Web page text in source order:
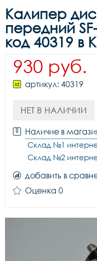
Калипер
передний
код 40319 в
930 руб.
артикул: 40319
НЕТ В НАЛИЧИИ
Наличие в
Склад №1
Склад №2
добавить в
Оценка 0